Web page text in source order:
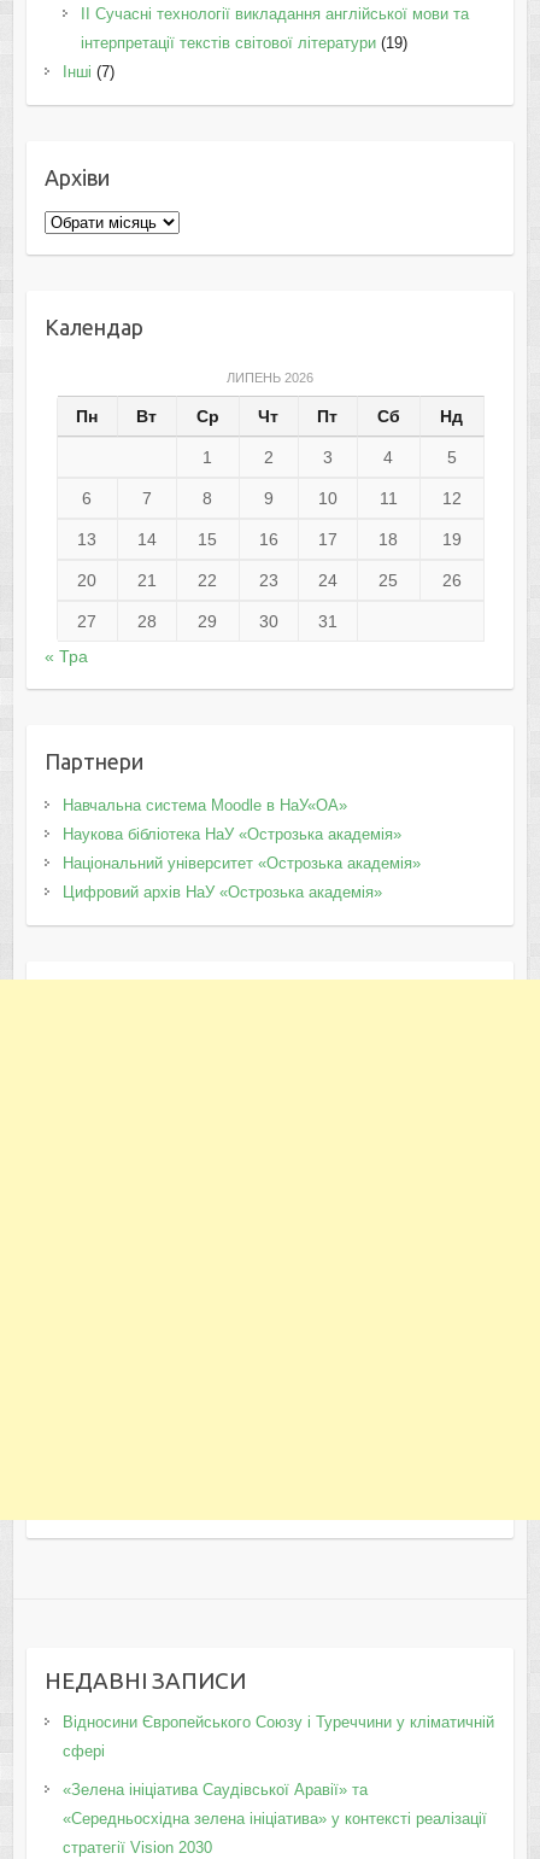
II Cучасні технології викладання англійської мови та
інтерпретації текстів світової літератури(19)
Інші (7)
Архіви
Архіви
Календар
ЛИПЕНЬ 2026
Пн Вт Ср Чт Пт Сб Нд
1 2 3 4 5
6 7 8 9 10 11 12
13 14 15 16 17 18 19
20 21 22 23 24 25 26
27 28 29 30
31
« Тра
Партнери
Навчальна система Moodle в НаУ«ОА»
Наукова бібліотека НаУ «Острозька академія»
Національний університет «Острозька академія»
Цифровий архів НаУ «Острозька академія»
НЕДАВНІ ЗАПИСИ
Відносини Європейського Союзу і Туреччини у кліматичній
сфері
«Зелена ініціатива Саудівської Аравії» та
«Середньосхідна зелена ініціатива» у контексті реалізації
стратегії Vision 2030